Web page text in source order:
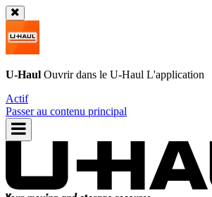
U-Haul Ouvrir dans le U-Haul L'application
Actif
Passer au contenu principal